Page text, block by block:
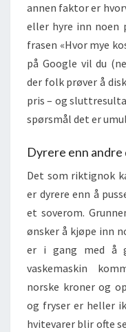
annen faktor er
eller hyre inn noen
frasen «Hvor mye
på Google vil du
der folk prøver å
pris – og
spørsmål det er
Dyrere enn andre
Det som riktignok
er dyrere enn å
et soverom.
ønsker å kjøpe inn
er i gang med å
vaskemaskin
norske kroner og
og fryser er heller
hvitevarer blir ofte